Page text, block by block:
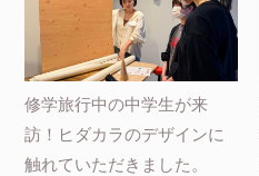
修学旅行中の中学生が来
訪！ヒダカラのデザインに
触れていただきました。